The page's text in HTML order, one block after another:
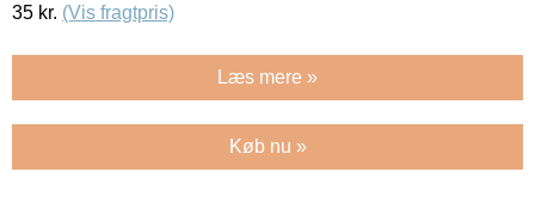
35 kr. (Vis fragtpris)
Læs mere »
Køb nu »